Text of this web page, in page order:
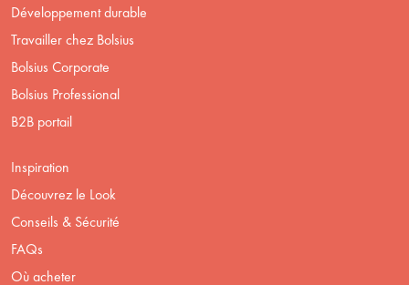
Développement durable
Travailler chez Bolsius
Bolsius Corporate
Bolsius Professional
B2B portail
Inspiration
Découvrez le Look
Conseils & Sécurité
FAQs
Où acheter